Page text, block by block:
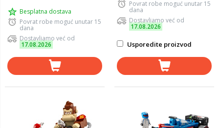
Besplatna dostava
Povrat robe moguć unutar 15
dana
Dostavljamo već od
17.08.2026
Povrat robe moguć unutar 15
dana
Dostavljamo već od
17.08.2026
Usporedite proizvod